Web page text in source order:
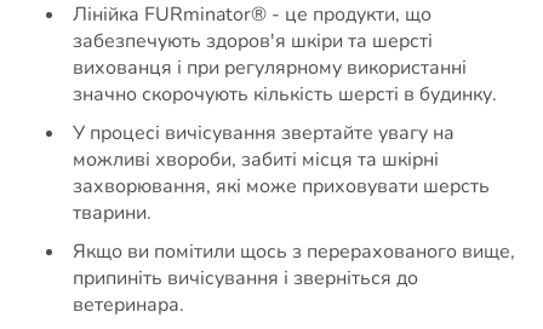
Лінійка FURminator® - це продукти, що
забезпечують здоров'я шкіри та шерсті
вихованця і при регулярному використанні
значно скорочують кількість шерсті в будинку.
У процесі вичісування звертайте увагу на
можливі хвороби, забиті місця та шкірні
захворювання, які може приховувати шерсть
тварини.
Якщо ви помітили щось з перерахованого вище,
припиніть вичісування і зверніться до
ветеринара.